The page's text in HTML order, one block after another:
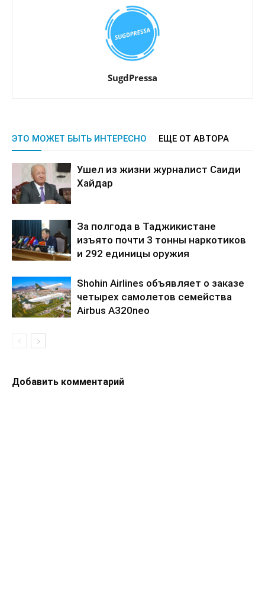
SugdPressa
ЭТО МОЖЕТ БЫТЬ ИНТЕРЕСНО ЕЩЕ ОТ АВТОРА
Ушел из жизни журналист Саиди
Хайдар
За полгода в Таджикистане
изъято почти 3 тонны наркотиков
и 292 единицы оружия
Shohin Airlines объявляет о заказе
четырех самолетов семейства
Airbus A320neo
Добавить комментарий